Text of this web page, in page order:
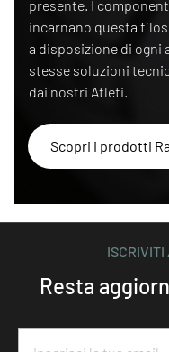
presente. I
incarnano questa
a disposizione di ogni
stesse soluzioni
dai nostri Atleti.
Scopri i prodotti
Resta